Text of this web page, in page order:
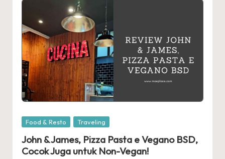
Posted
Food & Resto Traveling
John & James, Pizza Pasta e Vegano BSD,
Cocok Juga untuk Non-Vegan!